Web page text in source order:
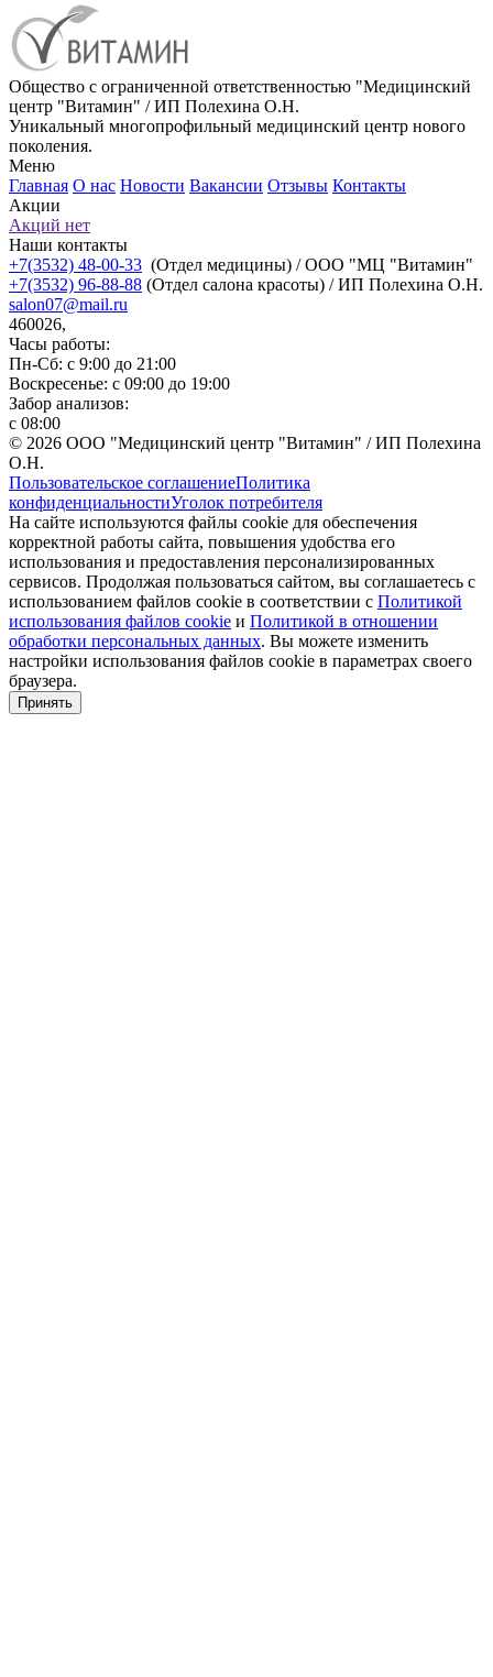
Общество с ограниченной ответственностью "Медицинский
центр "Витамин" / ИП Полехина О.Н.
Уникальный многопрофильный медицинский центр нового
поколения.
Меню
Главная О нас Новости Вакансии Отзывы Контакты
Акции
Акций нет
Наши контакты
+7(3532) 48-00-33 (Отдел медицины) / ООО "МЦ "Витамин"
+7(3532) 96-88-88 (Отдел салона красоты) / ИП Полехина О.Н.
salon07@mail.ru
460026,
Часы работы:
Пн-Сб: с 9:00 до 21:00
Воскресенье: с 09:00 до 19:00
Забор анализов:
с 08:00
© 2026 ООО "Медицинский центр "Витамин" / ИП Полехина
О.Н.
Пользовательское соглашениеПолитика
конфиденциальностиУголок потребителя
На сайте используются файлы cookie для обеспечения
корректной работы сайта, повышения удобства его
использования и предоставления персонализированных
сервисов. Продолжая пользоваться сайтом, вы соглашаетесь с
использованием файлов cookie в соответствии с Политикой
использования файлов cookie и Политикой в отношении
обработки персональных данных. Вы можете изменить
настройки использования файлов cookie в параметрах своего
браузера.
Принять